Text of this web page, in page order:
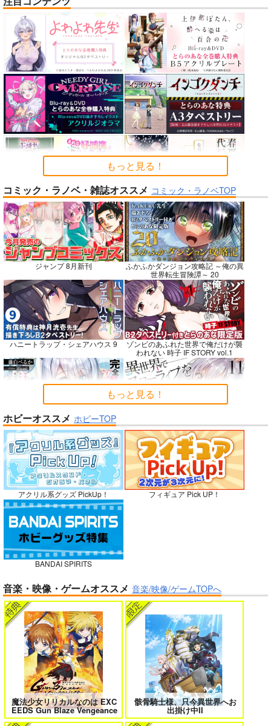
nanka A kanji no titl
ハイパーソニックソウ
ル
2,200円（税込）
Fate/Grand Order
インドラ
近藤勇
サンプル
カート
作って食べよう陸軍
飯-野外炊事・携行食
編-
シオサイ。
専売 1,100円（税込）
ミリタリー
サンプル
カート
公王様のおしごと
C:設計室
700円（税込）
シャリア・ブル
アルテイシア
サンプル
カート
No.6
悪縁
ぽむ屋
770円（税込）
Fate/Grand Order
マシュ・キリエライト
サンプル
カート
No.8
RED nankaAkanjino
OMNIBUS
ハイパーソニックソウ
ル
3,025 （税込）
Fate/Grand Order
カルナ
アルジュナ
サンプル
カート
No.8
社畜巡礼記３ 南米ス
ペシャル
赤茄子労働組合
専売 1,375円（税込）
Dr.STONE
七海龍水
氷月
サンプル
カート
No.10
BLUE nankaAkanjin
oOMNIBUS
ハイパーソニックソウ
3,025円（税込）
Fate/Grand Order
アルジュナ
カルナ
サンプル
もっと見る！
コミック・ラノベ・雑誌オススメ コミック・ラノベTOP
ジャンプ 8月新刊
ふかふかダンジョン攻略記 ～俺の異
世界転生冒険譚～ 20
ハニートラップ・シェアハウス 9
ゾンビのあふれた世界で俺だけが襲
われない 時子 IF STORY vol.1
完全解呪のプリースト 2
嫁候補、うちに住むらしい。 #古民
家・美少女3人・耳付き幼馴染
禁断で禁断じゃないちょっと禁断な
義兄妹ラブコメは未遂えっちから始
英雄戦記～ 10
ボクの理想の異世界生活 転生したら
ケモ耳娘だらけの世界でハーレムに
3
異世界から来た君と共に過ごす日常
2
もっと見る！
ホビーオススメ ホビーTOP
アクリル系グッズ PickUp！ フィギュア Pick UP！
BANDAI SPIRITS
音楽・映像・ゲームオススメ 音楽/映像/ゲームTOPへ
魔法少女リリカルなのは EXC
EEDS Gun Blaze Vengeance
骸骨騎士様、只今異世界へお
出掛け中II